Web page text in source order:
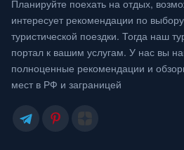
Планируйте поехать на отдых,
интересует рекомендации по выбору
туристической поездки. Тогда наш
портал к вашим услугам. У нас вы
полноценные рекомендации и
мест в РФ и заграницей